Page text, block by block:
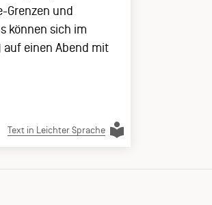
und
können sich im
auf einen Abend mit
Text in Leichter Sprache